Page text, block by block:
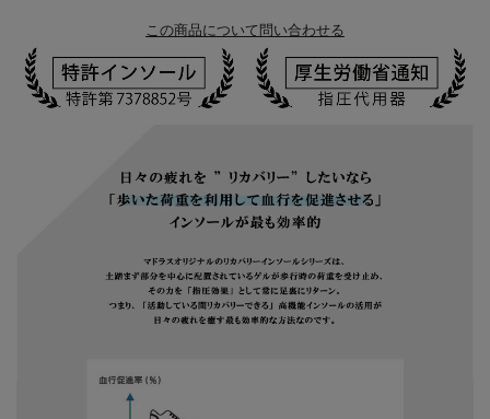
この商品について問い合わせる